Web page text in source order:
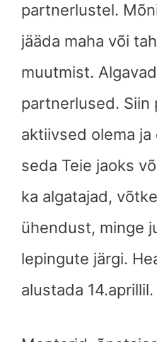
partnerlustel.
jääda maha või
muutmist.
partnerlused. Siin
aktiivsed olema
seda Teie jaoks
ka algatajad,
ühendust, minge
lepingute järgi.
alustada 14.aprillil.